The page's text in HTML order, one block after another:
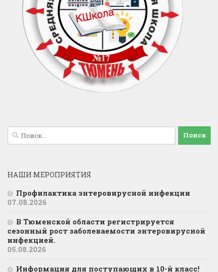
Найти:
НАШИ МЕРОПРИЯТИЯ
Профилактика энтеровирусной инфекции
07.08.2026
В Тюменской области регистрируется
сезонный рост заболеваемости энтеровирусной
инфекцией.
05.08.2026
Информация для поступающих в 10-й класс!